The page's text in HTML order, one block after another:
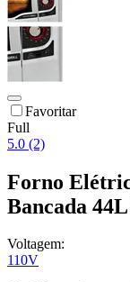
Favoritar
Full
5.0 (2)
Forno
Bancada
Voltagem:
110V